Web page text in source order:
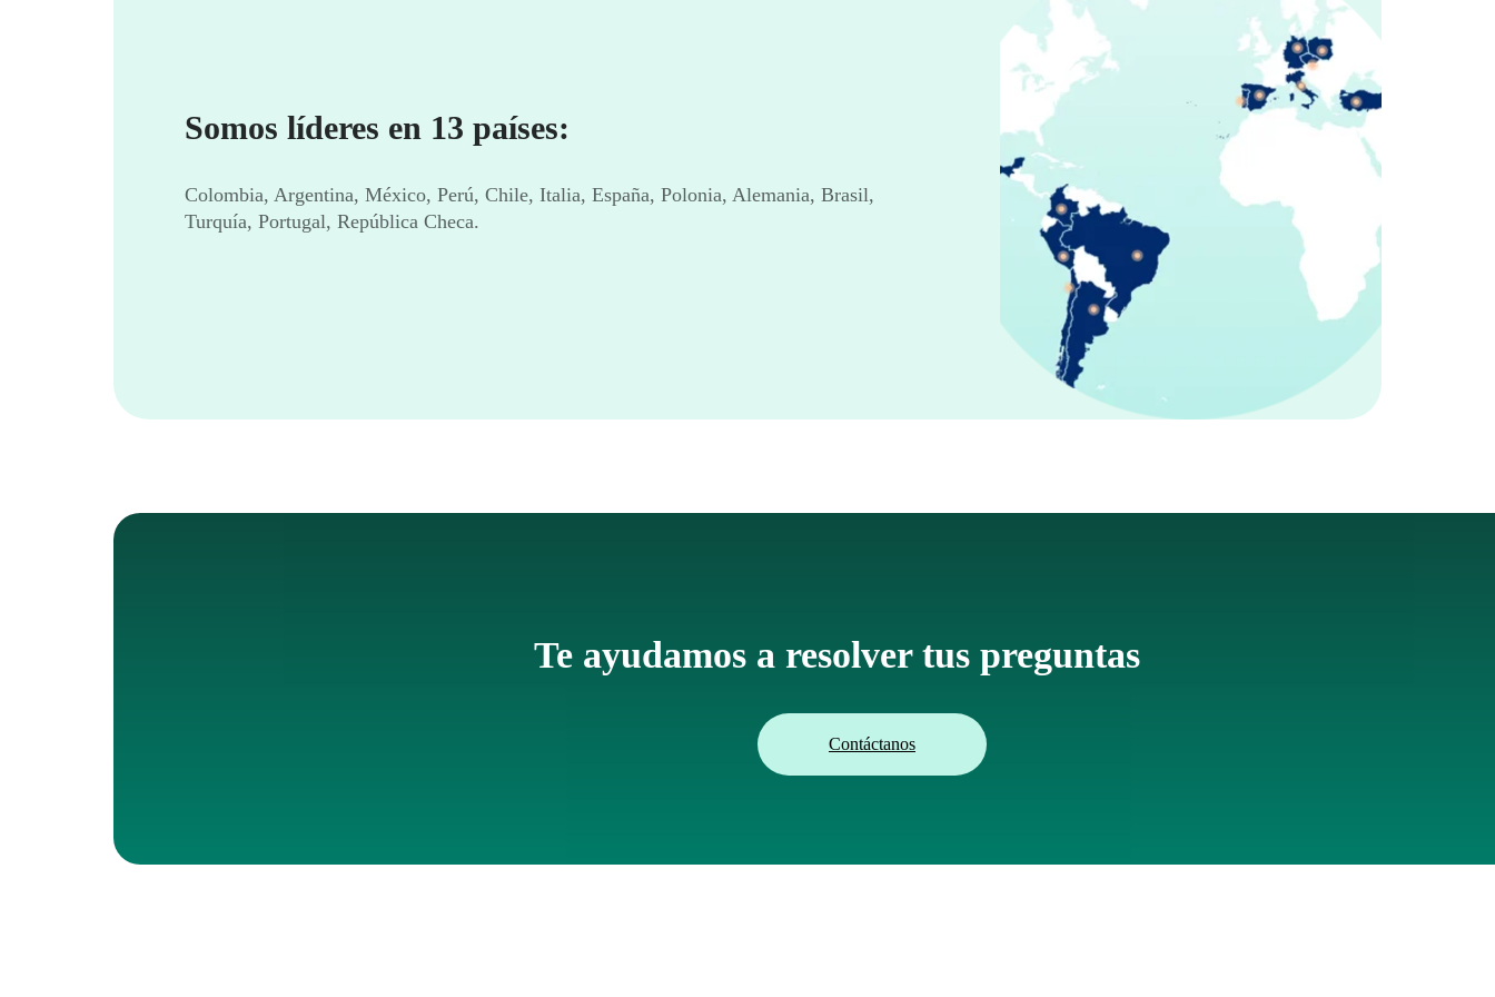
Somos líderes en 13 países:
Colombia, Argentina, México, Perú, Chile, Italia, España, Polonia, Alemania, Brasil,
Turquía, Portugal, República Checa.
Te ayudamos a resolver tus preguntas
Contáctanos